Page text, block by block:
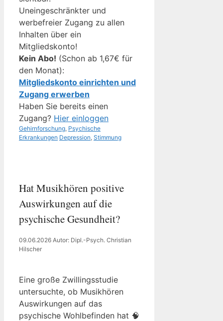
Uneingeschränkter und
werbefreier Zugang zu allen
Inhalten über ein
Mitgliedskonto!
Kein Abo! (Schon ab 1,67€ für
den Monat):
Mitgliedskonto einrichten und
Zugang erwerben
Haben Sie bereits einen
Zugang? Hier einloggen
Kategorien
Gehirnforschung, Psychische
Erkrankungen Schlagwörter
Depression, Stimmung
Hat Musikhören positive
Auswirkungen auf die
psychische Gesundheit?
09.06.2026 Autor: Dipl.-Psych. Christian
Hilscher
Eine große Zwillingsstudie
untersuchte, ob Musikhören
Auswirkungen auf das
psychische Wohlbefinden hat 🧠